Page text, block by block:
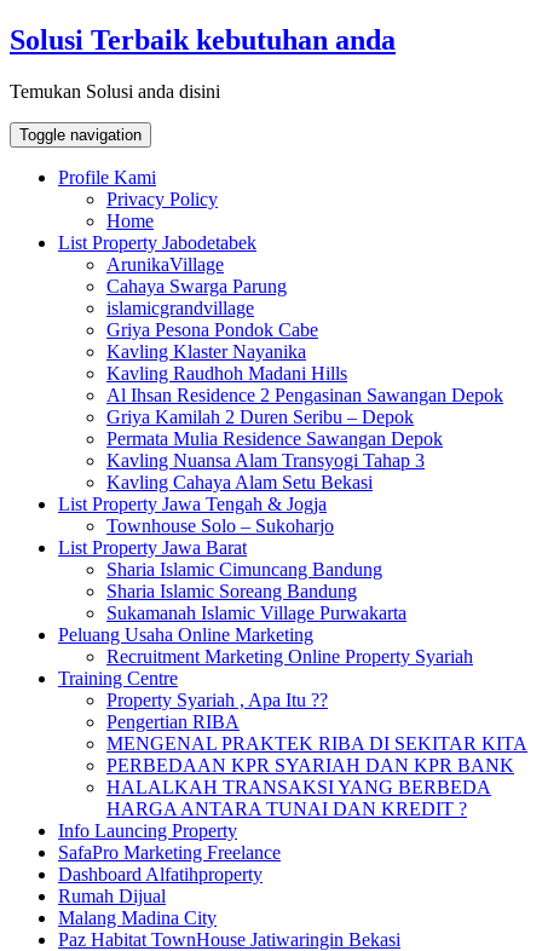
Skip
to
Solusi Terbaik kebutuhan anda
Temukan Solusi anda disini
Toggle navigation
Profile Kami
Privacy Policy
Home
List Property Jabodetabek
ArunikaVillage
Cahaya Swarga Parung
islamicgrandvillage
Griya Pesona Pondok Cabe
Kavling Klaster Nayanika
Kavling Raudhoh Madani Hills
Al Ihsan Residence 2 Pengasinan Sawangan Depok
Griya Kamilah 2 Duren Seribu – Depok
Permata Mulia Residence Sawangan Depok
Kavling Nuansa Alam Transyogi Tahap 3
Kavling Cahaya Alam Setu Bekasi
List Property Jawa Tengah & Jogja
Townhouse Solo – Sukoharjo
List Property Jawa Barat
Sharia Islamic Cimuncang Bandung
Sharia Islamic Soreang Bandung
Sukamanah Islamic Village Purwakarta
Peluang Usaha Online Marketing
Recruitment Marketing Online Property Syariah
Training Centre
Property Syariah , Apa Itu ??
Pengertian RIBA
MENGENAL PRAKTEK RIBA DI SEKITAR KITA
PERBEDAAN KPR SYARIAH DAN KPR BANK
HALALKAH TRANSAKSI YANG BERBEDA
HARGA ANTARA TUNAI DAN KREDIT ?
Info Launcing Property
SafaPro Marketing Freelance
Dashboard Alfatihproperty
Rumah Dijual
Malang Madina City
Paz Habitat TownHouse Jatiwaringin Bekasi